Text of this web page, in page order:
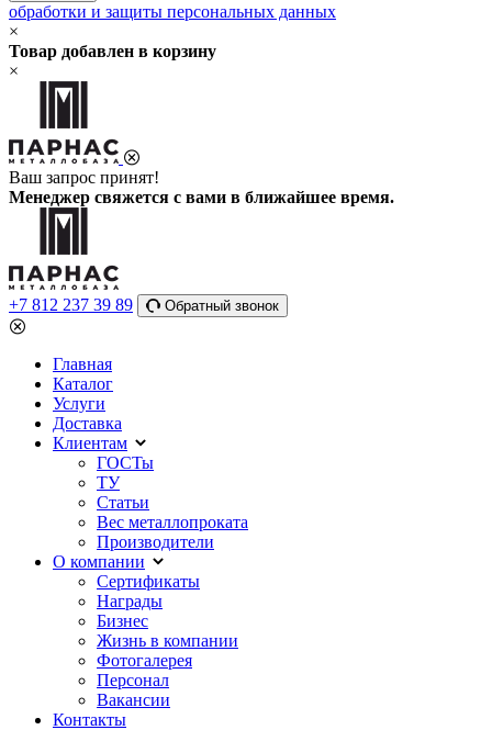
обработки и защиты персональных данных
×
Товар добавлен в корзину
×
Ваш запрос принят!
Менеджер свяжется с вами в ближайшее время.
+7 812 237 39 89 Обратный звонок
Главная
Каталог
Услуги
Доставка
Клиентам
ГОСТы
ТУ
Статьи
Вес металлопроката
Производители
О компании
Сертификаты
Награды
Бизнес
Жизнь в компании
Фотогалерея
Персонал
Вакансии
Контакты